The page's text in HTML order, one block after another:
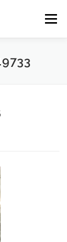
メニュー
求人